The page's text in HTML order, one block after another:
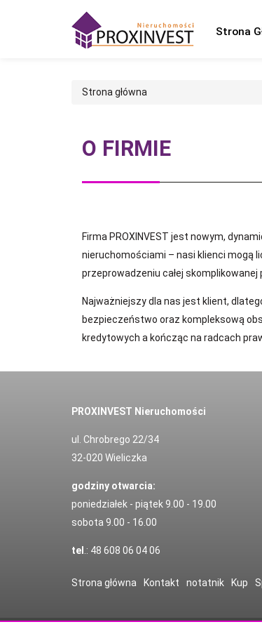
Strona
Strona główna
O FIRMIE
Firma PROXINVEST jest nowym,
nieruchomościami – nasi klienci mogą
przeprowadzeniu całej skomplikowanej
Najważniejszy dla nas jest klient,
bezpieczeństwo oraz kompleksową
kredytowych a kończąc na radcach
PROXINVEST Nieruchomości
ul. Chrobrego 22/34
32-020 Wieliczka
godziny otwarcia:
poniedziałek - piątek 9.00 - 19.00
sobota 9.00 - 16.00
tel .: 48 608 06 04 06
Strona główna Kontakt notatnik Kup